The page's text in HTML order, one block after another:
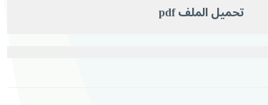
تحميل الملف pdf